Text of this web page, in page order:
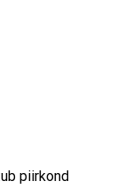
piirkond